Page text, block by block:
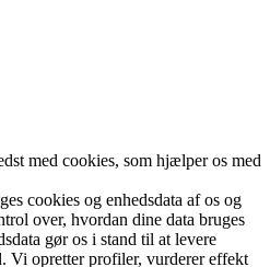
med cookies, som hjælper os med
cookies og enhedsdata af os og
over, hvordan dine data bruges
gør os i stand til at levere
Vi opretter profiler, vurderer effekt